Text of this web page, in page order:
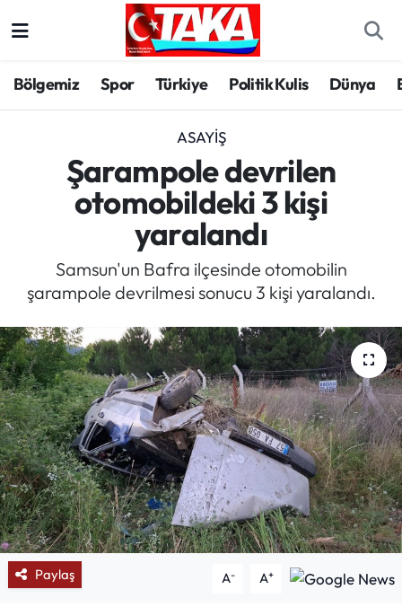
Bölgemiz Spor Türkiye Politik Kulis Dünya
ASAYIŞ
Şarampole devrilen
otomobildeki 3 kişi
yaralandı
Samsun'un Bafra ilçesinde otomobilin
şarampole devrilmesi sonucu 3 kişi yaralandı.
Paylaş A- A+
Spor
Türkiye
Kültür/Sanat
Politik Kulis
Dünya
Magazin
Mektup Galeri
Röportaj
Manşet
Köşe Yazıları
Trabzon Hava Durumu
Trabzon Trafik Yoğunluk Haritası
Süper Lig Puan Durumu ve Fikstür
Tüm Manşetler
Son Dakika Haberleri
Haber Arşivi